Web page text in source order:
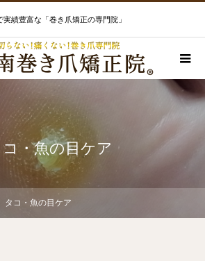
実績豊富な「巻き爪矯正の専門院」
コ・魚の目ケア
タコ・魚の目ケア